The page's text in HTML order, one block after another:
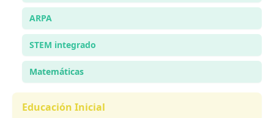
ARPA
STEM integrado
Matemáticas
Educación Inicial